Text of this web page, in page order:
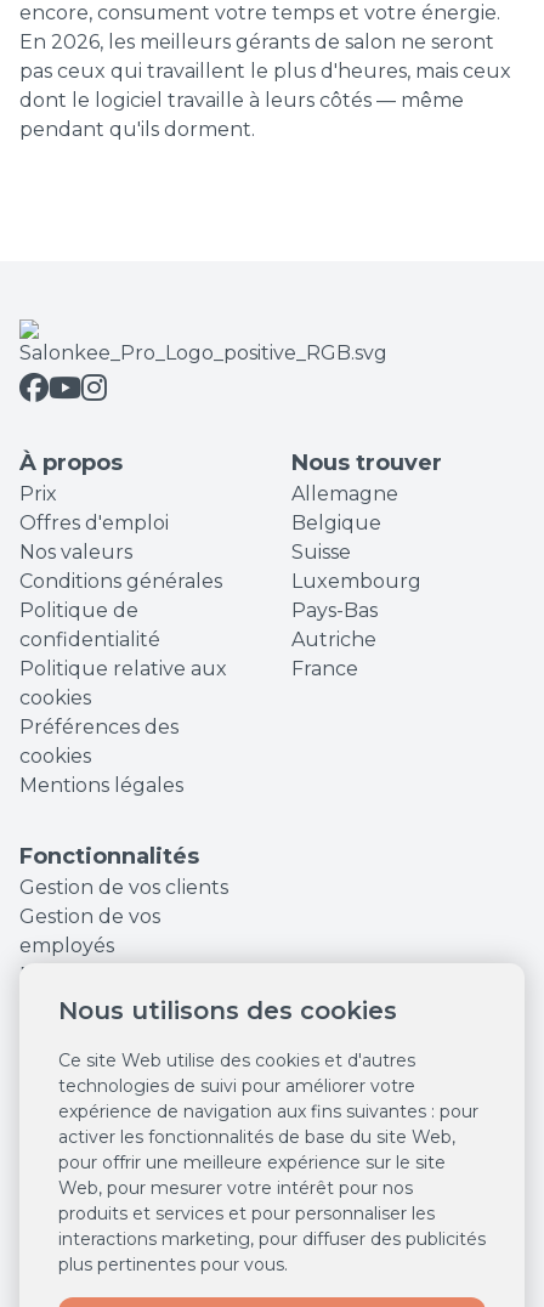
Nous utilisons des cookies
Ce site Web utilise des cookies et d'autres
technologies de suivi pour améliorer votre
expérience de navigation aux fins suivantes : pour
activer les fonctionnalités de base du site Web,
pour offrir une meilleure expérience sur le site
Web, pour mesurer votre intérêt pour nos
produits et services et pour personnaliser les
interactions marketing, pour diffuser des publicités
plus pertinentes pour vous.
encore, consument votre temps et votre énergie.
En 2026, les meilleurs gérants de salon ne seront
pas ceux qui travaillent le plus d'heures, mais ceux
dont le logiciel travaille à leurs côtés — même
pendant qu'ils dorment.
À propos
Prix
Offres d'emploi
Nos valeurs
Conditions générales
Politique de
confidentialité
Politique relative aux
cookies
Préférences des
cookies
Mentions légales
Nous trouver
Allemagne
Belgique
Suisse
Luxembourg
Pays-Bas
Autriche
France
Fonctionnalités
Gestion de vos clients
Gestion de vos
employés
Finances et Statistiques
Augmentez votre
Outils marketing
Réservations en ligne
24/7
Système de caisse
Des ventes en ligne
24/7
Agenda intelligent
Salonkee Payments
Gestion centralisée